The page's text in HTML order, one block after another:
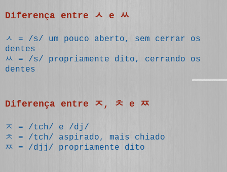
Diferença entre ㅅ e ㅆ
ㅅ = /s/ um pouco aberto, sem cerrar os
dentes
ㅆ = /s/ propriamente dito, cerrando os
dentes
Diferença entre ㅈ, ㅊ e ㅉ
ㅈ = /tch/ e /dj/
ㅊ = /tch/ aspirado, mais chiado
ㅉ = /djj/ propriamente dito